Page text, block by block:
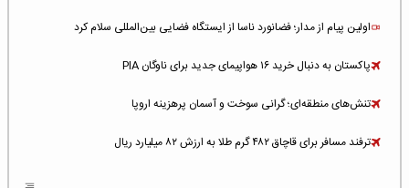
اولین پیام از مدار؛ فضانورد ناسا از ایستگاه فضایی بین‌المللی سلام کرد
پاکستان به دنبال خرید ۱۶ هواپیمای جدید برای ناوگان PIA
تنش‌های منطقه‌ای؛ گرانی سوخت و آسمان پرهزینه اروپا
ترفند مسافر برای قاچاق ۴۸۲ گرم طلا به ارزش ۸۲ میلیارد ریال